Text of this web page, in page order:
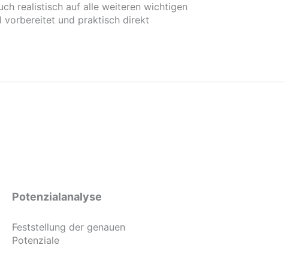
realistisch auf alle weiteren wichtigen
vorbereitet und praktisch direkt
Potenzialanalyse
Feststellung der genauen
Potenziale